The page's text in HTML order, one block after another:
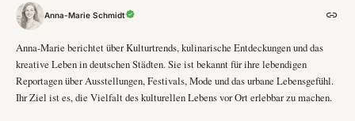
Anna-Marie Schmidt
Anna-Marie berichtet über Kulturtrends, kulinarische Entdeckungen und das
kreative Leben in deutschen Städten. Sie ist bekannt für ihre lebendigen
Reportagen über Ausstellungen, Festivals, Mode und das urbane Lebensgefühl.
Ihr Ziel ist es, die Vielfalt des kulturellen Lebens vor Ort erlebbar zu machen.